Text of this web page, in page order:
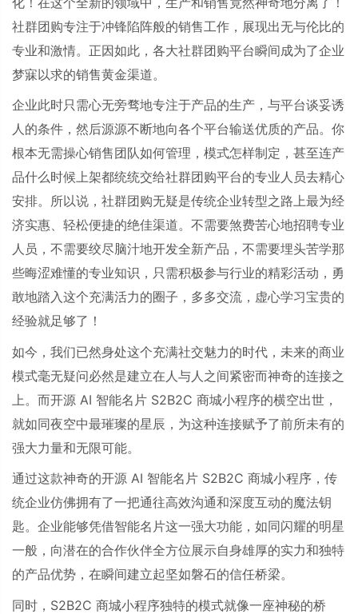
社群团购专注于冲锋陷阵般的销售工作，展现出无与伦比的
专业和激情。正因如此，各大社群团购平台瞬间成为了企业
梦寐以求的销售黄金渠道。
企业此时只需心无旁骛地专注于产品的生产，与平台谈妥诱
人的条件，然后源源不断地向各个平台输送优质的产品。你
根本无需操心销售团队如何管理，模式怎样制定，甚至连产
品什么时候上架都统统交给社群团购平台的专业人员去精心
安排。所以说，社群团购无疑是传统企业转型之路上最为经
济实惠、轻松便捷的绝佳渠道。不需要煞费苦心地招聘专业
人员，不需要绞尽脑汁地开发全新产品，不需要埋头苦学那
些晦涩难懂的专业知识，只需积极参与行业的精彩活动，勇
敢地踏入这个充满活力的圈子，多多交流，虚心学习宝贵的
经验就足够了！
如今，我们已然身处这个充满社交魅力的时代，未来的商业
模式毫无疑问必然是建立在人与人之间紧密而神奇的连接之
上。而开源 AI 智能名片 S2B2C 商城小程序的横空出世，
就如同夜空中最璀璨的星辰，为这种连接赋予了前所未有的
强大力量和无限可能。
通过这款神奇的开源 AI 智能名片 S2B2C 商城小程序，传
统企业仿佛拥有了一把通往高效沟通和深度互动的魔法钥
匙。企业能够凭借智能名片这一强大功能，如同闪耀的明星
一般，向潜在的合作伙伴全方位展示自身雄厚的实力和独特
的产品优势，在瞬间建立起坚如磐石的信任桥梁。
同时， S2B2C 商城小程序独特的模式就像一座神秘的桥